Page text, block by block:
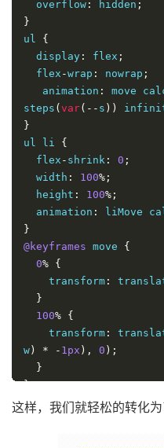
overflow : hidden ;
}
ul {
display : flex ;
flex -wrap : nowrap ;
animation : move
steps (var(-- s ))
}
ul li {
flex - shrink : 0 ;
width : 100%;
height : 100%;
animation : liMove
}
@keyframes move {
0% {
transform :
}
100% {
transform :
w) * - 1px ), 0 );
}
}
@keyframes liMove {
transform :
这样，我们就轻松的转化为